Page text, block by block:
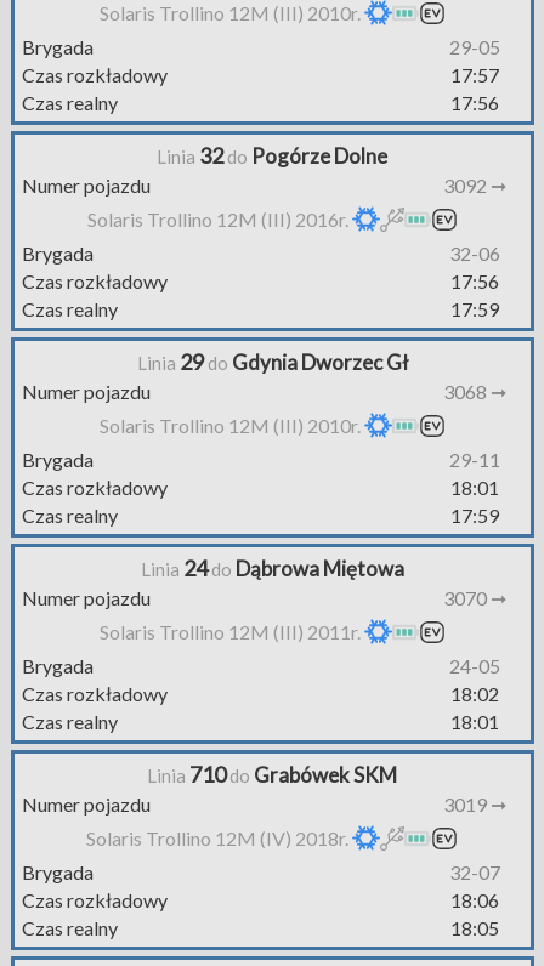
Solaris Trollino 12M (III) 2010r.
Brygada
29-05
Czas rozkładowy
17:57
Czas realny
17:56
Linia 32do Pogórze Dolne
Numer pojazdu
3092 ➞
Solaris Trollino 12M (III) 2016r.
Brygada
32-06
Czas rozkładowy
17:56
Czas realny
17:59
Linia 29do Gdynia Dworzec Gł
Numer pojazdu
3068 ➞
Solaris Trollino 12M (III) 2010r.
Brygada
29-11
Czas rozkładowy
18:01
Czas realny
17:59
Linia 24do Dąbrowa Miętowa
Numer pojazdu
3070 ➞
Solaris Trollino 12M (III) 2011r.
Brygada
24-05
Czas rozkładowy
18:02
Czas realny
18:01
Linia 710do Grabówek SKM
Numer pojazdu
3019 ➞
Solaris Trollino 12M (IV) 2018r.
Brygada
32-07
Czas rozkładowy
18:06
Czas realny
18:05